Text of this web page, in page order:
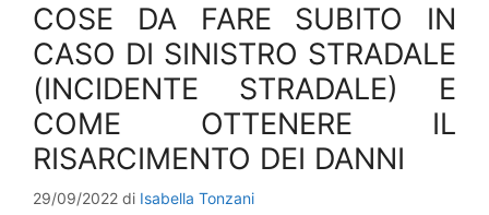
COSE DA FARE SUBITO IN
CASO DI SINISTRO STRADALE
(INCIDENTE STRADALE) E
COME OTTENERE IL
RISARCIMENTO DEI DANNI
29/09/2022 di Isabella Tonzani